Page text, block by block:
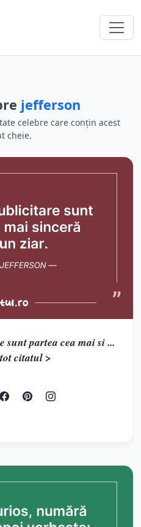
jefferson
celebre care conțin acest
cheie.
partea cea mai si ...
citatul >